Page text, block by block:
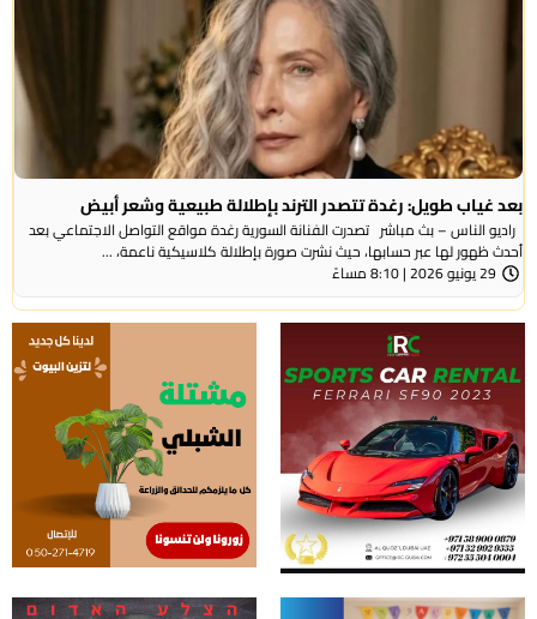
بعد غياب طويل: رغدة تتصدر الترند بإطلالة طبيعية وشعر أبيض
راديو الناس – بث مباشر تصدرت الفنانة السورية رغدة مواقع التواصل الاجتماعي بعد
أحدث ظهور لها عبر حسابها، حيث نشرت صورة بإطلالة كلاسيكية ناعمة، ...
29 يونيو 2026 | 8:10 مساءً